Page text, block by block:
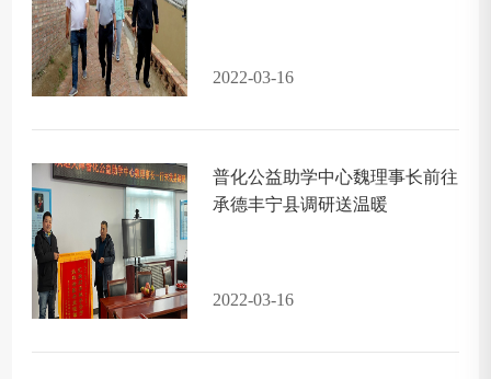
2022-03-16
普化公益助学中心魏理事长前往
承德丰宁县调研送温暖
2022-03-16